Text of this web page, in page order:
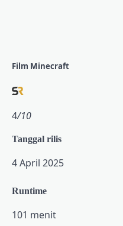
Film Minecraft
4/10
Tanggal rilis
4 April 2025
Runtime
101 menit